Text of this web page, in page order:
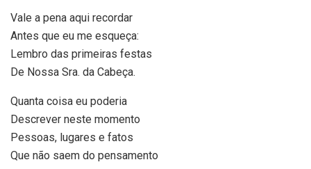
Vale a pena aqui recordar
Antes que eu me esqueça:
Lembro das primeiras festas
De Nossa Sra. da Cabeça.
Quanta coisa eu poderia
Descrever neste momento
Pessoas, lugares e fatos
Que não saem do pensamento